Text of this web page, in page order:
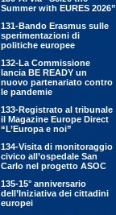
Summer with EURES 2026”
131-Bando Erasmus sulle
sperimentazioni di
politiche europee
132-La Commissione
lancia BE READY un
nuovo partenariato contro
le pandemie
133-Registrato al tribunale
il Magazine Europe Direct
“L’Europa e noi”
134-Visita di monitoraggio
civico all’ospedale San
Carlo nel progetto ASOC
135-15° anniversario
dell’Iniziativa dei cittadini
europei